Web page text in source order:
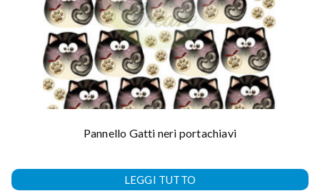
Pannello Gatti neri portachiavi
LEGGI TUTTO